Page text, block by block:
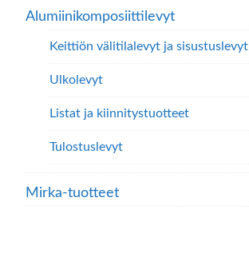
Alumiini­komposiitti­levyt
Keittiön välitilalevyt ja sisustuslevyt
Ulkolevyt
Listat ja kiinnitystuotteet
Tulostuslevyt
Mirka-tuotteet